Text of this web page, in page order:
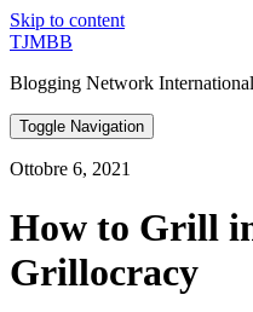
Skip to content
TJMBB
Blogging Network International
Toggle Navigation
Ottobre 6, 2021
How to Grill
Grillocracy